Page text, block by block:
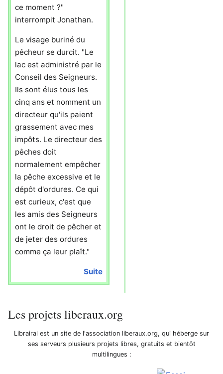
ce moment ?"
interrompit Jonathan.
Le visage buriné du
pêcheur se durcit. "Le
lac est administré par le
Conseil des Seigneurs.
Ils sont élus tous les
cinq ans et nomment un
directeur qu'ils paient
grassement avec mes
impôts. Le directeur des
pêches doit
normalement empêcher
la pêche excessive et le
dépôt d'ordures. Ce qui
est curieux, c'est que
les amis des Seigneurs
ont le droit de pêcher et
de jeter des ordures
comme ça leur plaît."
Suite
Les projets liberaux.org
Librairal est un site de l'association liberaux.org, qui héberge sur
ses serveurs plusieurs projets libres, gratuits et bientôt
multilingues :